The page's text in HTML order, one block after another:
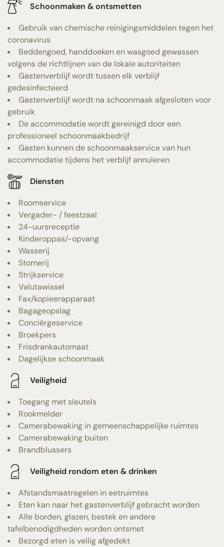
Schoonmaken & ontsmetten
Gebruik van chemische reinigingsmiddelen tegen het
coronavirus
Beddengoed, handdoeken en wasgoed gewassen
volgens de richtlijnen van de lokale autoriteiten
Gastenverblijf wordt tussen elk verblijf
gedesinfecteerd
Gastenverblijf wordt na schoonmaak afgesloten voor
gebruik
De accommodatie wordt gereinigd door een
professioneel schoonmaakbedrijf
Gasten kunnen de schoonmaakservice van hun
accommodatie tijdens het verblijf annuleren
Diensten
Roomservice
Vergader- / feestzaal
24-uursreceptie
Kinderoppas/-opvang
Wasserij
Stomerij
Strijkservice
Valutawissel
Fax/kopieerapparaat
Bagageopslag
Conciërgeservice
Broekpers
Frisdrankautomaat
Dagelijkse schoonmaak
Veiligheid
Toegang met sleutels
Rookmelder
Camerabewaking in gemeenschappelijke ruimtes
Camerabewaking buiten
Brandblussers
Veiligheid rondom eten & drinken
Afstandsmaatregelen in eetruimtes
Eten kan naar het gastenverblijf gebracht worden
Alle borden, glazen, bestek en andere
tafelbenodigdheden worden ontsmet
Bezorgd eten is veilig afgedekt